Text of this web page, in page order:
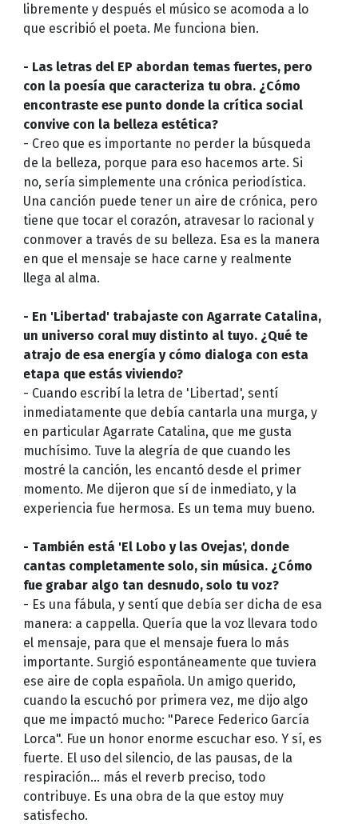
libremente y después el músico se acomoda a lo
que escribió el poeta. Me funciona bien.
- Las letras del EP abordan temas fuertes, pero
con la poesía que caracteriza tu obra. ¿Cómo
encontraste ese punto donde la crítica social
convive con la belleza estética?
- Creo que es importante no perder la búsqueda
de la belleza, porque para eso hacemos arte. Si
no, sería simplemente una crónica periodística.
Una canción puede tener un aire de crónica, pero
tiene que tocar el corazón, atravesar lo racional y
conmover a través de su belleza. Esa es la manera
en que el mensaje se hace carne y realmente
llega al alma.
- En 'Libertad' trabajaste con Agarrate Catalina,
un universo coral muy distinto al tuyo. ¿Qué te
atrajo de esa energía y cómo dialoga con esta
etapa que estás viviendo?
- Cuando escribí la letra de 'Libertad', sentí
inmediatamente que debía cantarla una murga, y
en particular Agarrate Catalina, que me gusta
muchísimo. Tuve la alegría de que cuando les
mostré la canción, les encantó desde el primer
momento. Me dijeron que sí de inmediato, y la
experiencia fue hermosa. Es un tema muy bueno.
- También está 'El Lobo y las Ovejas', donde
cantas completamente solo, sin música. ¿Cómo
fue grabar algo tan desnudo, solo tu voz?
- Es una fábula, y sentí que debía ser dicha de esa
manera: a cappella. Quería que la voz llevara todo
el mensaje, para que el mensaje fuera lo más
importante. Surgió espontáneamente que tuviera
ese aire de copla española. Un amigo querido,
cuando la escuchó por primera vez, me dijo algo
que me impactó mucho: "Parece Federico García
Lorca". Fue un honor enorme escuchar eso. Y sí, es
fuerte. El uso del silencio, de las pausas, de la
respiración… más el reverb preciso, todo
contribuye. Es una obra de la que estoy muy
satisfecho.